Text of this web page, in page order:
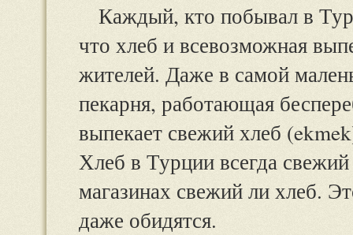
Каждый, кто побывал в
что хлеб и всевозможная
жителей. Даже в самой
пекарня, работающая
выпекает свежий хлеб
Хлеб в Турции всегда
магазинах свежий ли хлеб.
даже обидятся.